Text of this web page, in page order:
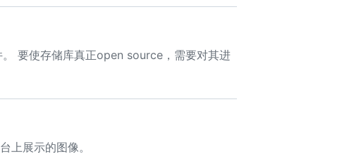
要使存储库真正open source，需要对其进
上展示的图像。